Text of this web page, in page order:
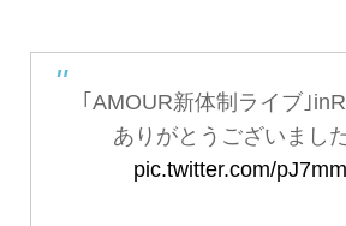
｢AMOUR新体制ライブ｣
ありがとうございまし
pic.twitter.com/